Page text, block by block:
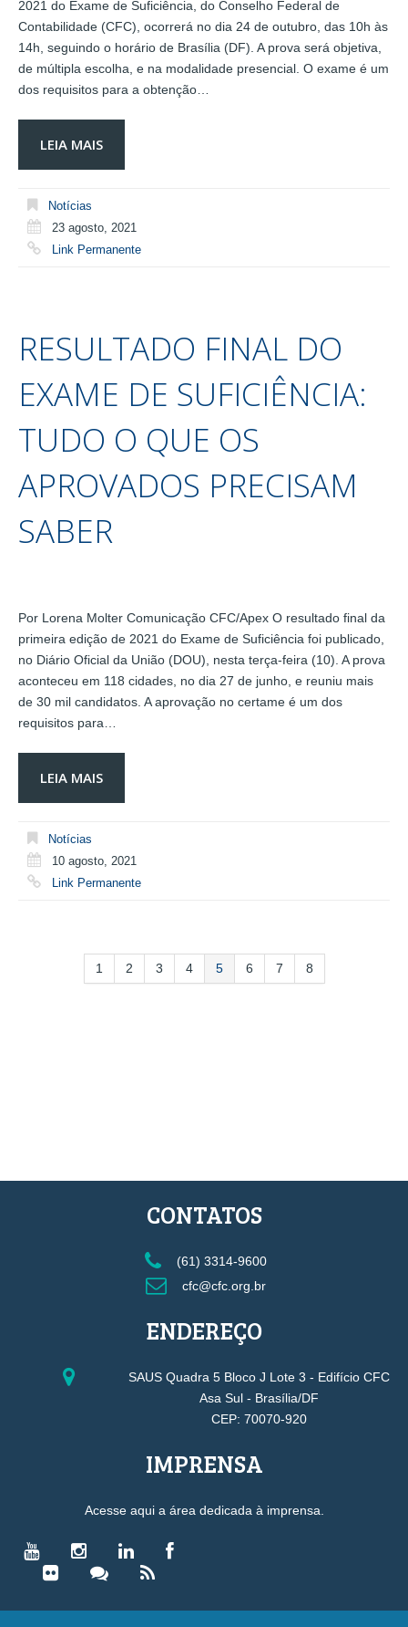
2021 do Exame de Suficiência, do Conselho Federal de
Contabilidade (CFC), ocorrerá no dia 24 de outubro, das 10h às
14h, seguindo o horário de Brasília (DF). A prova será objetiva,
de múltipla escolha, e na modalidade presencial. O exame é um
dos requisitos para a obtenção…
LEIA MAIS
Notícias
23 agosto, 2021
Link Permanente
RESULTADO FINAL DO
EXAME DE SUFICIÊNCIA:
TUDO O QUE OS
APROVADOS PRECISAM
SABER
Por Lorena Molter Comunicação CFC/Apex O resultado final da
primeira edição de 2021 do Exame de Suficiência foi publicado,
no Diário Oficial da União (DOU), nesta terça-feira (10). A prova
aconteceu em 118 cidades, no dia 27 de junho, e reuniu mais
de 30 mil candidatos. A aprovação no certame é um dos
requisitos para…
LEIA MAIS
Notícias
10 agosto, 2021
Link Permanente
1 2 3 4 5 6 7 8
CONTATOS
(61) 3314-9600
cfc@cfc.org.br
ENDEREÇO
SAUS Quadra 5 Bloco J Lote 3 - Edifício CFC
Asa Sul - Brasília/DF
CEP: 70070-920
IMPRENSA
Acesse aqui a área dedicada à imprensa.